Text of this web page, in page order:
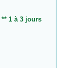
** 1 à 3 jours